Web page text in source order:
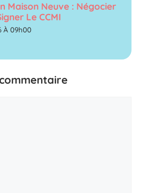
Maison Neuve : Négocier
Le CCMI
À 09h00